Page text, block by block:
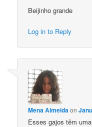
Beijinho grande
Log in to Reply
Mena Almeidaon
Esses gajos têm